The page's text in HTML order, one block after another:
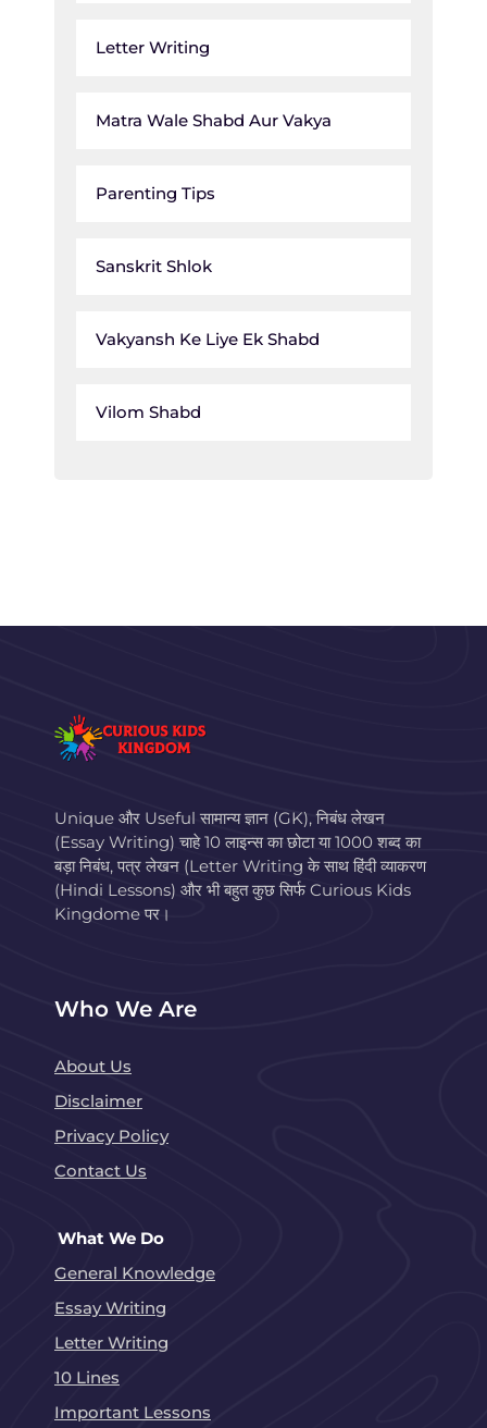
Letter Writing
Matra Wale Shabd Aur Vakya
Parenting Tips
Sanskrit Shlok
Vakyansh Ke Liye Ek Shabd
Vilom Shabd
Unique और Useful सामान्य ज्ञान (GK), निबंध लेखन
(Essay Writing) चाहे 10 लाइन्स का छोटा या 1000 शब्द का
बड़ा निबंध, पत्र लेखन (Letter Writing के साथ हिंदी व्याकरण
(Hindi Lessons) और भी बहुत कुछ सिर्फ Curious Kids
Kingdome पर।
Who We Are
About Us
Disclaimer
Privacy Policy
Contact Us
What We Do
General Knowledge
Essay Writing
Letter Writing
10 Lines
Important Lessons